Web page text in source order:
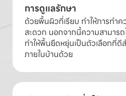
การดูแลรักษา
ด้วยพื้นผิวที่เรียบ ทำให้การทำค
สะดวก นอกจากนี้ความสามาร
ทำให้พื้นยืดหยุ่นเป็นตัวเลือกที่
ภายในบ้านด้วย